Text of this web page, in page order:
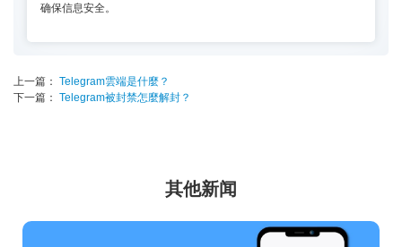
确保信息安全。
上一篇： Telegram雲端是什麼？
下一篇： Telegram被封禁怎麼解封？
其他新闻